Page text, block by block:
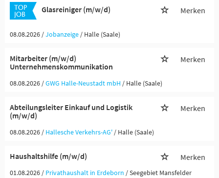
Glasreiniger (m/w/d) Merken
08.08.2026 /Jobanzeige / Halle (Saale)
Mitarbeiter (m/w/d)
Unternehmenskommunikation
Merken
08.08.2026 /GWG Halle-Neustadt mbH / Halle (Saale)
Abteilungsleiter Einkauf und Logistik
(m/w/d)
Merken
08.08.2026 / Hallesche Verkehrs-AG' / Halle (Saale)
Haushaltshilfe (m/w/d) Merken
01.08.2026 / Privathaushalt in Erdeborn / Seegebiet Mansfelder